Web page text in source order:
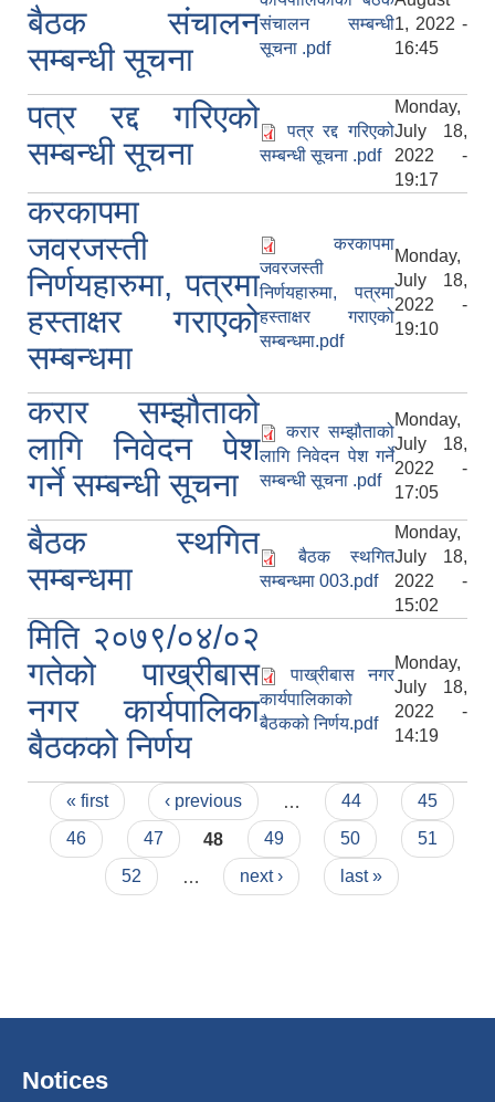
बैठक संचालन
सम्बन्धी सूचना
संचालन सम्बन्धी
सूचना .pdf
1, 2022 -
16:45
पत्र रद्द गरिएको
सम्बन्धी सूचना
पत्र रद्द गरिएको
सम्बन्धी सूचना .pdf
Monday,
July 18,
2022 -
19:17
करकापमा
जवरजस्ती
निर्णयहारुमा, पत्रमा
हस्ताक्षर गराएको
सम्बन्धमा
करकापमा
जवरजस्ती
निर्णयहारुमा, पत्रमा
हस्ताक्षर गराएको
सम्बन्धमा.pdf
Monday,
July 18,
2022 -
19:10
करार सम्झौताको
लागि निवेदन पेश
गर्ने सम्बन्धी सूचना
करार सम्झौताको
लागि निवेदन पेश गर्ने
सम्बन्धी सूचना .pdf
Monday,
July 18,
2022 -
17:05
बैठक स्थगित
सम्बन्धमा
बैठक स्थगित
सम्बन्धमा 003.pdf
Monday,
July 18,
2022 -
15:02
मिति २०७९/०४/०२
गतेको पाख्रीबास
नगर कार्यपालिका
बैठकको निर्णय
पाख्रीबास नगर
कार्यपालिकाको
बैठकको निर्णय.pdf
Monday,
July 18,
2022 -
14:19
Pages
« first ‹ previous 44
45
46
47 48 49 50
51
52
next › last »
Notices